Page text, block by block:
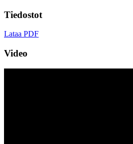
Tiedostot
Lataa PDF
Video